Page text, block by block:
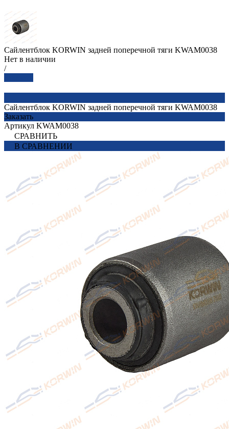
Сайлентблок KORWIN задней поперечной тяги KWAM0038
Нет в наличии
/
Сайлентблок KORWIN задней поперечной тяги KWAM0038
Заказать
Артикул KWAM0038
СРАВНИТЬ
В СРАВНЕНИИ